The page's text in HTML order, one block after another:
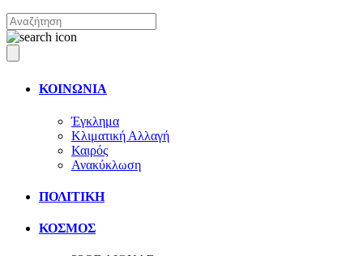
ΚΟΙΝΩΝΙΑ
Έγκλημα
Κλιματική Αλλαγή
Καιρός
Ανακύκλωση
ΠΟΛΙΤΙΚΗ
ΚΟΣΜΟΣ